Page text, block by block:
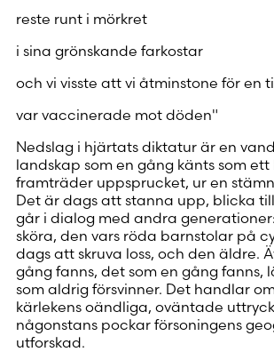
reste runt i mörkret
i sina grönskande farkostar
och vi visste att vi åtminstone för en
var vaccinerade mot döden"
Nedslag i hjärtats diktatur är en
landskap som en gång känts som ett
framträder uppsprucket, ur en
Det är dags att stanna upp, blicka
går i dialog med andra
sköra, den vars röda barnstolar på
dags att skruva loss, och den äldre.
gång fanns, det som en gång fanns,
som aldrig försvinner. Det handlar
kärlekens oändliga, oväntade
någonstans pockar försoningens
utforskad.